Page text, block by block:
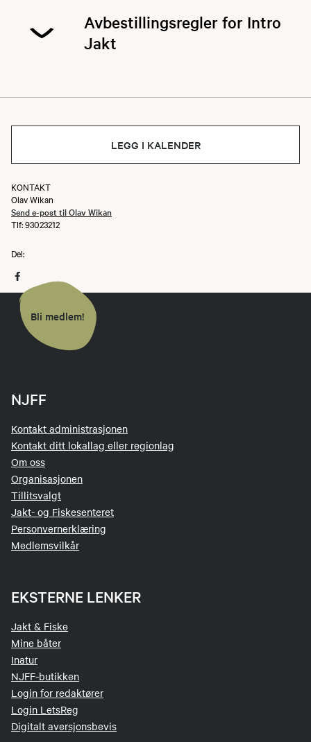
Avbestillingsregler for Intro
Jakt
sin plass på intro jakten, men må følge de
angitte tidsfristene for avbestilling for å
Avbestilling mer enn 14 dager før
arrangementet
Avbestilling mellom 14 og 7 dager før
arrangementet: 50% refusjon av
deltakeravgiften.
Avbestilling mindre enn 7 dager før
programmet eller avlyse arrangementet
ved uforutsette omstendigheter. I slike
som mulig, og full refusjon vil bli gitt.
Deltakere kan gi sin plass til andre om de
allerede har betalt, Vi må da få beskjed slik
at vi har riktig info om deltakere.
vil et administrasjonsgebyr på 3,7% trekkes fra
innbetalt beløp ved refusjon.
LEGG I KALENDER
KONTAKT
Olav Wikan
Send e-post til Olav Wikan
Tlf: 93023212
Del:
Bli medlem!
NJFF
Kontakt administrasjonen
Kontakt ditt lokallag eller regionlag
Om oss
Organisasjonen
Tillitsvalgt
Jakt- og Fiskesenteret
Personvernerklæring
Medlemsvilkår
EKSTERNE LENKER
Jakt & Fiske
Mine båter
Inatur
NJFF-butikken
Login for redaktører
Login LetsReg
Digitalt aversjonsbevis